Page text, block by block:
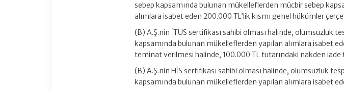
sebep kapsamında bulunan mükelleflerden mücbir sebep
alımlara isabet eden 200.000 TL’lik kısmı genel hükümler
(B) A.Ş.nin İTUS sertifikası sahibi olması halinde, olumsuzluk
kapsamında bulunan mükelleflerden yapılan alımlara isabet
teminat verilmesi halinde, 100.000 TL tutarındaki nakden iade
(B) A.Ş.nin HİS sertifikası sahibi olması halinde, olumsuzluk
kapsamında bulunan mükelleflerden yapılan alımlara isabet